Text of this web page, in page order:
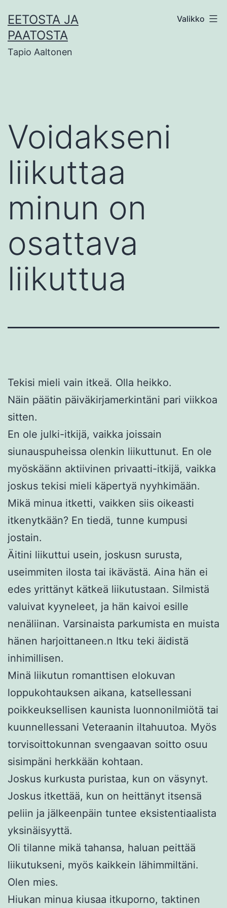
sisältöön
EETOSTA JA
PAATOSTA
Tapio Aaltonen
Valikko
Voidakseni
liikuttaa
minun on
osattava
liikuttua
Tekisi mieli vain itkeä. Olla heikko.
Näin päätin päiväkirjamerkintäni pari viikkoa
sitten.
En ole julki-itkijä, vaikka joissain
siunauspuheissa olenkin liikuttunut. En ole
myöskäänn aktiivinen privaatti-itkijä, vaikka
joskus tekisi mieli käpertyä nyyhkimään.
Mikä minua itketti, vaikken siis oikeasti
itkenytkään? En tiedä, tunne kumpusi
jostain.
Äitini liikuttui usein, joskusn surusta,
useimmiten ilosta tai ikävästä. Aina hän ei
edes yrittänyt kätkeä liikutustaan. Silmistä
valuivat kyyneleet, ja hän kaivoi esille
nenäliinan. Varsinaista parkumista en muista
hänen harjoittaneen.n Itku teki äidistä
inhimillisen.
Minä liikutun romanttisen elokuvan
loppukohtauksen aikana, katsellessani
poikkeuksellisen kaunista luonnonilmiötä tai
kuunnellessani Veteraanin iltahuutoa. Myös
torvisoittokunnan svengaavan soitto osuu
sisimpäni herkkään kohtaan.
Joskus kurkusta puristaa, kun on väsynyt.
Joskus itkettää, kun on heittänyt itsensä
peliin ja jälkeenpäin tuntee eksistentiaalista
yksinäisyyttä.
Oli tilanne mikä tahansa, haluan peittää
liikutukseni, myös kaikkein lähimmiltäni.
Olen mies.
Hiukan minua kiusaa itkuporno, taktinen